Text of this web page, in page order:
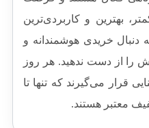
.
بهترین و کاربردی‌ترین
دنبال خریدی هوشمندانه و
را از دست ندهید. هر روز
قرار می‌گیرند که تنها تا
معتبر هستند.